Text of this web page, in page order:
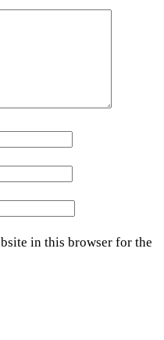
in this browser for the